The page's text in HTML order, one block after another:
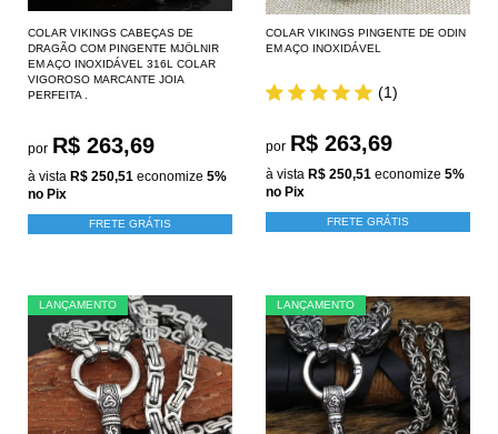
COLAR VIKINGS CABEÇAS DE
DRAGÃO COM PINGENTE MJÖLNIR
EM AÇO INOXIDÁVEL 316L COLAR
VIGOROSO MARCANTE JOIA
PERFEITA .
por R$ 263,69
à vista R$ 250,51 economize 5%
no Pix
FRETE GRÁTIS
COLAR VIKINGS PINGENTE DE ODIN
EM AÇO INOXIDÁVEL
(1)
por R$ 263,69
à vista R$ 250,51 economize 5%
no Pix
FRETE GRÁTIS
LANÇAMENTO LANÇAMENTO